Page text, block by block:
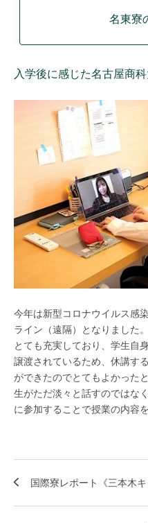
名東寮
入学後に感じた名古屋商
今年は新型コロナウイルス感
ライン（遠隔）となりました
とても充実しており、学生自
譲渡されているため、休講す
ができたのでとてもよかった
生がただ淡々と話すのではな
に参加することで授業の内容
国際寮レポート《三本木キ